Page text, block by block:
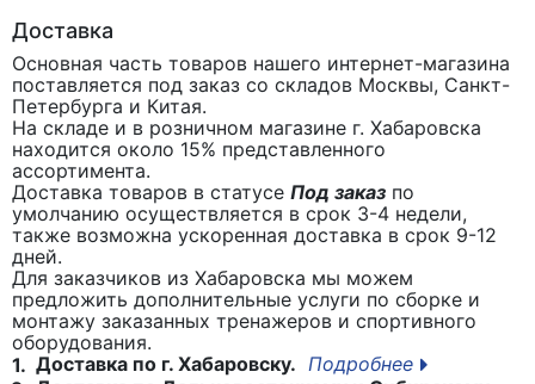
Доставка
Основная часть товаров нашего интернет-магазина
поставляется под заказ со складов Москвы, Санкт-
Петербурга и Китая.
На складе и в розничном магазине г. Хабаровска
находится около 15% представленного
ассортимента.
Доставка товаров в статусе Под заказ по
умолчанию осуществляется в срок 3-4 недели,
также возможна ускоренная доставка в срок 9-12
дней.
Для заказчиков из Хабаровска мы можем
предложить дополнительные услуги по сборке и
монтажу заказанных тренажеров и спортивного
оборудования.
1. Доставка по г. Хабаровску. Подробнее